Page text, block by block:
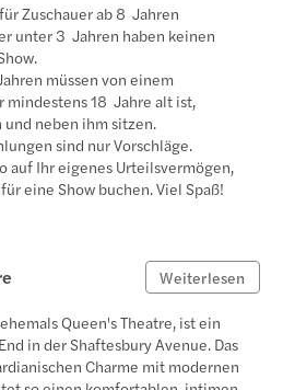
Zuschauer ab 8 Jahren
unter 3 Jahren haben keinen
müssen von einem
mindestens 18 Jahre alt ist,
neben ihm sitzen.
sind nur Vorschläge.
auf Ihr eigenes Urteilsvermögen,
eine Show buchen. Viel Spaß!
Weiterlesen
Queen's Theatre, ist ein
in der Shaftesbury Avenue. Das
Charme mit modernen